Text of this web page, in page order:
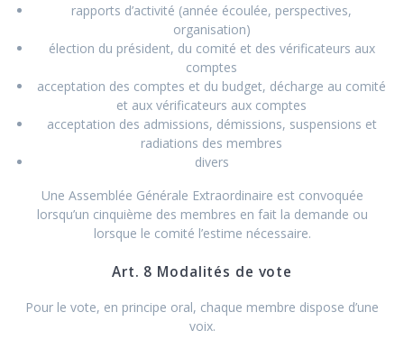
rapports d’activité (année écoulée, perspectives,
organisation)
élection du président, du comité et des vérificateurs aux
comptes
acceptation des comptes et du budget, décharge au comité
et aux vérificateurs aux comptes
acceptation des admissions, démissions, suspensions et
radiations des membres
divers
Une Assemblée Générale Extraordinaire est convoquée
lorsqu’un cinquième des membres en fait la demande ou
lorsque le comité l’estime nécessaire.
Art. 8 Modalités de vote
Pour le vote, en principe oral, chaque membre dispose d’une
voix.